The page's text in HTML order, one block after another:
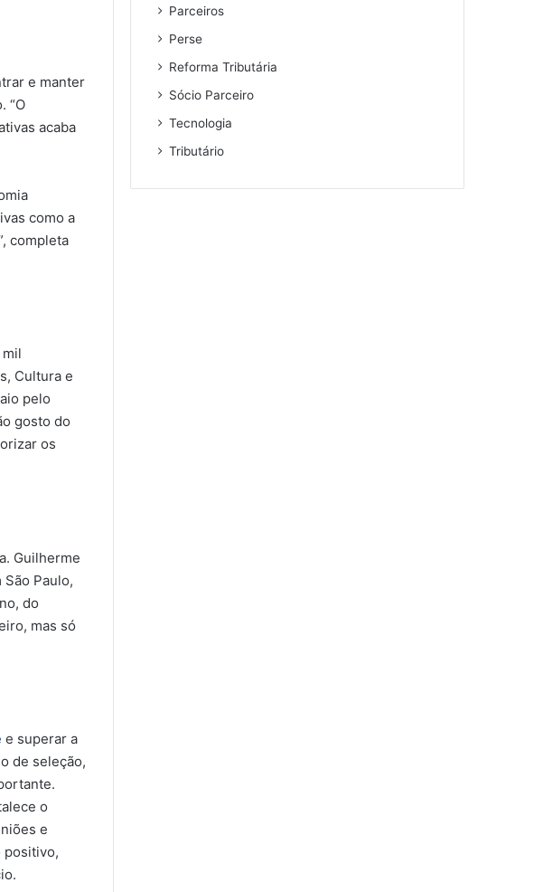
e manter
“O
acaba
como a
completa
Cultura e
pelo
gosto do
os
Guilherme
São Paulo,
do
mas só
e superar a
de seleção,
o
e
positivo,
Parceiros
Perse
Reforma Tributária
Sócio Parceiro
Tecnologia
Tributário